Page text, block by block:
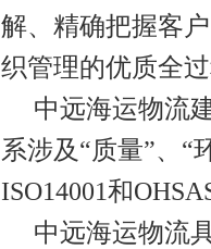
解、精确把握客
织管理的优质全
中远海运物流
系涉及“质量”、“
ISO14001和
中远海运物流